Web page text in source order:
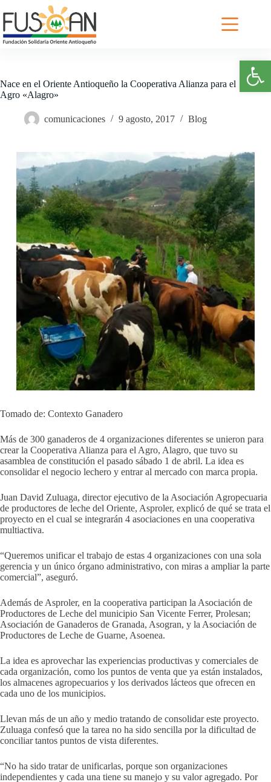
Abrir barra de herramientas
al
contenido
Nace en el Oriente Antioqueño la Cooperativa Alianza para el
Agro «Alagro»
comunicaciones 9 agosto, 2017 Blog
Tomado de: Contexto Ganadero
Más de 300 ganaderos de 4 organizaciones diferentes se unieron para
crear la Cooperativa Alianza para el Agro, Alagro, que tuvo su
asamblea de constitución el pasado sábado 1 de abril. La idea es
consolidar el negocio lechero y entrar al mercado con marca propia.
Juan David Zuluaga, director ejecutivo de la Asociación Agropecuaria
de productores de leche del Oriente, Asproler, explicó de qué se trata el
proyecto en el cual se integrarán 4 asociaciones en una cooperativa
multiactiva.
“Queremos unificar el trabajo de estas 4 organizaciones con una sola
gerencia y un único órgano administrativo, con miras a ampliar la parte
comercial”, aseguró.
Además de Asproler, en la cooperativa participan la Asociación de
Productores de Leche del municipio San Vicente Ferrer, Prolesan;
Asociación de Ganaderos de Granada, Asogran, y la Asociación de
Productores de Leche de Guarne, Asoenea.
La idea es aprovechar las experiencias productivas y comerciales de
cada organización, como los puntos de venta que ya están instalados,
los almacenes agropecuarios y los derivados lácteos que ofrecen en
cada uno de los municipios.
Llevan más de un año y medio tratando de consolidar este proyecto.
Zuluaga confesó que la tarea no ha sido sencilla por la dificultad de
conciliar tantos puntos de vista diferentes.
“No ha sido tratar de unificarlas, porque son organizaciones
independientes y cada una tiene su manejo y su valor agregado. Por